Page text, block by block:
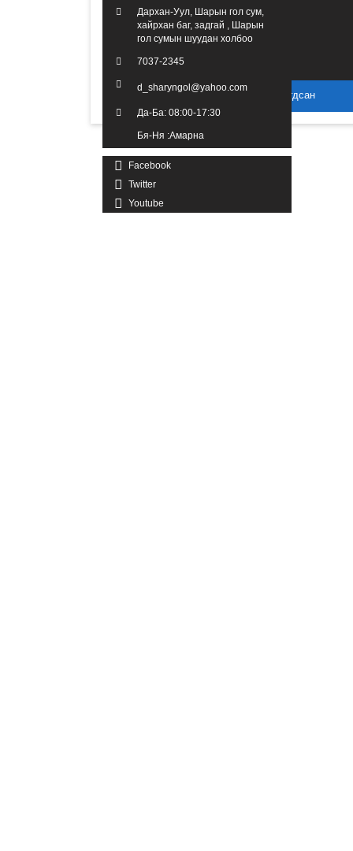
Дархан-Уул, Шарын гол сум,
хайрхан баг, задгай , Шарын
гол сумын шуудан холбоо
7037-2345
d_sharyngol@yahoo.com
Да-Ба: 08:00-17:30
Бя-Ня :Амарна
Facebook
Twitter
Youtube
2016 он. Бүх эрх хуулиар хамгаалагдсан